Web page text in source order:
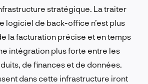
stratégique. La traiter
logiciel de back-office n’est plus
la facturation précise et en temps
intégration plus forte entre les
de finances et de données.
dans cette infrastructure iront